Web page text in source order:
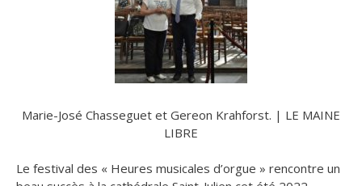
Marie-José Chasseguet et Gereon Krahforst. | LE MAINE
LIBRE
Le festival des « Heures musicales d’orgue » rencontre un